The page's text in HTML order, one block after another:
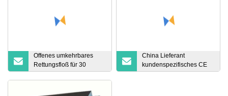
Offenes umkehrbares
Rettungsfloß für 30
Personen
China Lieferant
kundenspezifisches CE
Sup Paddle Surfboard